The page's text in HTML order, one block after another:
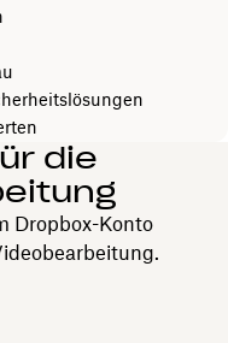
die
Dropbox-Konto